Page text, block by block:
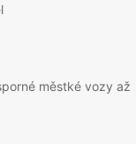
městké vozy až